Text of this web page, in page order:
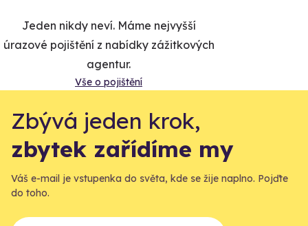
Jeden nikdy neví. Máme nejvyšší
úrazové pojištění z nabídky zážitkových
agentur.
Vše o pojištění
Zbývá jeden krok,
zbytek zařídíme my
Váš e-mail je vstupenka do světa, kde se žije naplno. Pojďte
do toho.